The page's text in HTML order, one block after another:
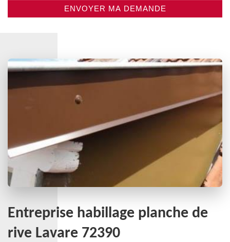
Entreprise habillage planche de
rive Lavare 72390